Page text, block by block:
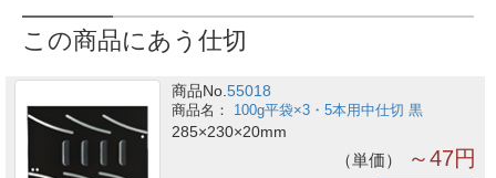
この商品にあう仕切
商品No.55018
100g平袋×3・5本用中仕切 黒
285×230×20mm
単価 ～47円